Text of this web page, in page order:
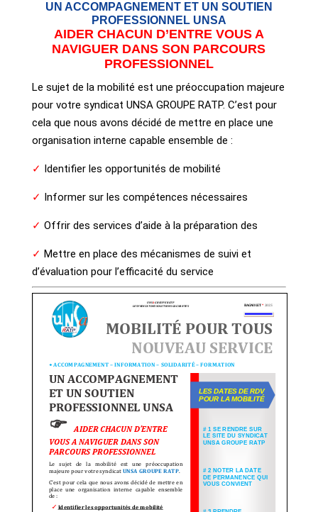
UN ACCOMPAGNEMENT ET UN SOUTIEN
PROFESSIONNEL UNSA
AIDER CHACUN D’ENTRE VOUS A
NAVIGUER DANS SON PARCOURS
PROFESSIONNEL
Le sujet de la mobilité est une préoccupation majeure
pour votre syndicat UNSA GROUPE RATP. C’est pour
cela que nous avons décidé de mettre en place une
organisation interne capable ensemble de :
✓ Identifier les opportunités de mobilité
✓ Informer sur les compétences nécessaires
✓ Offrir des services d’aide à la préparation des
✓ Mettre en place des mécanismes de suivi et
d’évaluation pour l’efficacité du service